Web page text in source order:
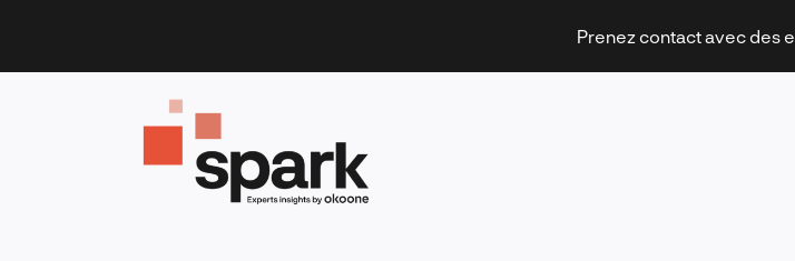
content
Prenez contact avec des